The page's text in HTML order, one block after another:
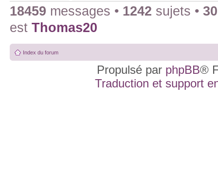
18459 messages • 1242 sujets •
est Thomas20
Index du forum
Propulsé par phpBB®
Traduction et support